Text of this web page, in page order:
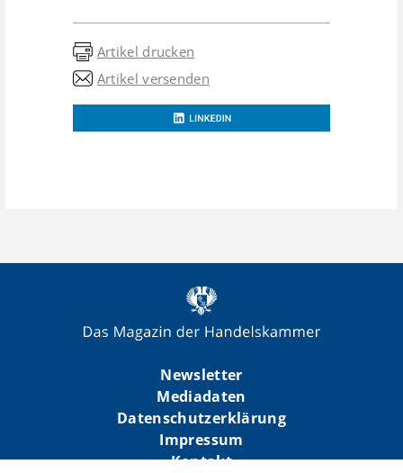
Artikel drucken
Artikel versenden
Newsletter
Mediadaten
Datenschutzerklärung
Impressum
Kontakt